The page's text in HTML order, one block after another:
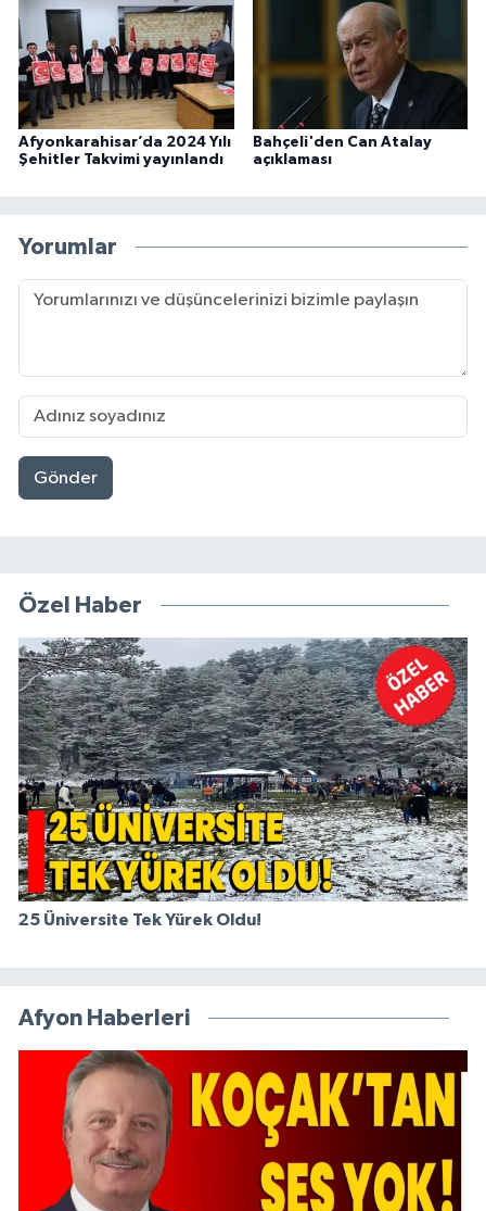
Afyonkarahisar’da 2024 Yılı
Şehitler Takvimi yayınlandı
Bahçeli'den Can Atalay
açıklaması
Yorumlar
Gönder
Özel Haber
25 Üniversite Tek Yürek Oldu!
Afyon Haberleri